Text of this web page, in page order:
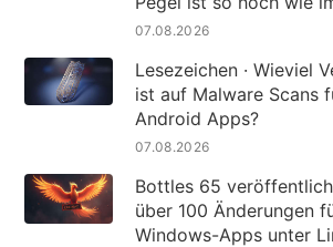
07.08.2026
Lesezeichen · Wieviel
ist auf Malware Scans
Android Apps?
07.08.2026
Bottles 65
über 100 Änderungen
Windows-Apps unter